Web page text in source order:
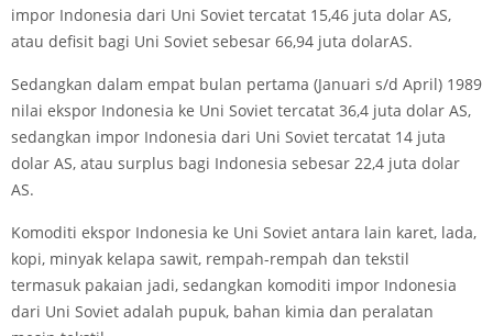
impor Indonesia dari Uni Soviet tercatat 15,46 juta dolar AS,
atau defisit bagi Uni Soviet sebesar 66,94 juta dolarAS.
Sedangkan dalam empat bulan pertama (Januari s/d April) 1989
nilai ekspor Indonesia ke Uni Soviet tercatat 36,4 juta dolar AS,
sedangkan impor Indonesia dari Uni Soviet tercatat 14 juta
dolar AS, atau surplus bagi Indonesia sebesar 22,4 juta dolar
AS.
Komoditi ekspor Indonesia ke Uni Soviet antara lain karet, lada,
kopi, minyak kelapa sawit, rempah-rempah dan tekstil
termasuk pakaian jadi, sedangkan komoditi impor Indonesia
dari Uni Soviet adalah pupuk, bahan kimia dan peralatan